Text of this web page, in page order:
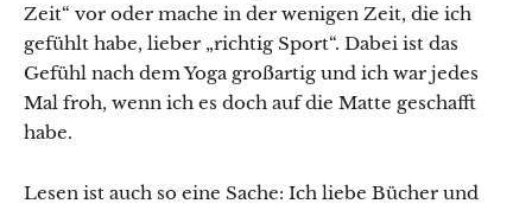
Zeit“ vor oder mache in der wenigen Zeit, die ich
gefühlt habe, lieber „richtig Sport“. Dabei ist das
Gefühl nach dem Yoga großartig und ich war jedes
Mal froh, wenn ich es doch auf die Matte geschafft
habe.
Lesen ist auch so eine Sache: Ich liebe Bücher und